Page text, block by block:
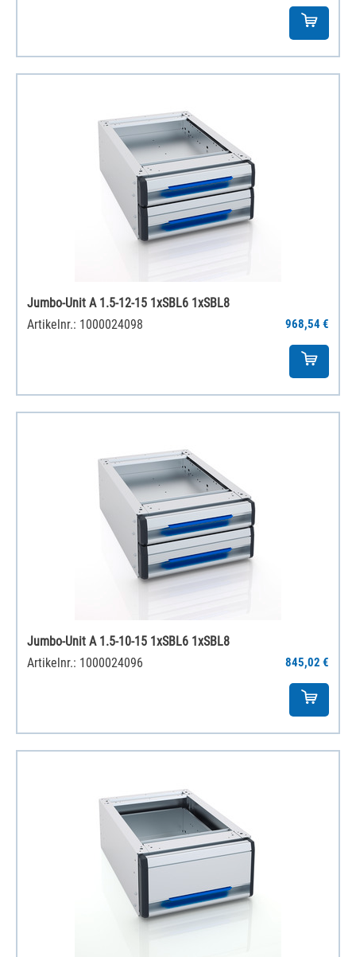
Jumbo-Unit A 1.5-12-15 1xSBL6 1xSBL8
Artikelnr.: 1000024098
968,54 €
Jumbo-Unit A 1.5-10-15 1xSBL6 1xSBL8
Artikelnr.: 1000024096
845,02 €